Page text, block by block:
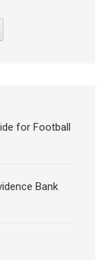
for Football
Bank